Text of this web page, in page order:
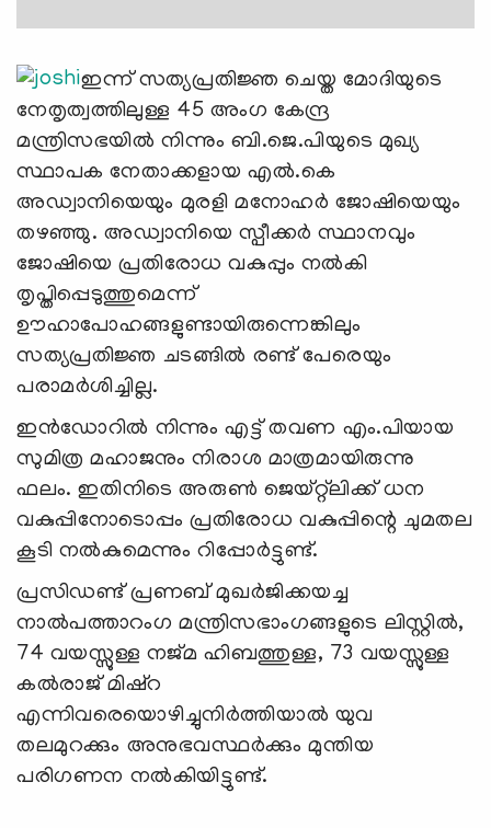
ഇന്ന് സത്യപ്രതിജ്ഞ ചെയ്ത മോദിയുടെ
നേതൃത്വത്തിലുള്ള 45 അംഗ കേന്ദ്ര
മന്ത്രിസഭയില്‍ നിന്നും ബി.ജെ.പിയുടെ മുഖ്യ
സ്ഥാപക നേതാക്കളായ എല്‍.കെ
അഡ്വാനിയെയും മുരളി മനോഹര്‍ ജോഷിയെയും
തഴഞ്ഞു. അഡ്വാനിയെ സ്പീക്കര്‍ സ്ഥാനവും
ജോഷിയെ പ്രതിരോധ വകുപ്പും നല്‍കി
തൃപ്തിപ്പെടുത്തുമെന്ന്
ഊഹാപോഹങ്ങളുണ്ടായിരുന്നെങ്കിലും
സത്യപ്രതിജ്ഞ ചടങ്ങില്‍ രണ്ട് പേരെയും
പരാമര്‍ശിച്ചില്ല.
ഇന്‍ഡോറില്‍ നിന്നും എട്ട് തവണ എം.പിയായ
സുമിത്ര മഹാജനും നിരാശ മാത്രമായിരുന്നു
ഫലം. ഇതിനിടെ അരുണ്‍ ജെയ്റ്റ്ലിക്ക് ധന
വകുപ്പിനോടൊപ്പം പ്രതിരോധ വകുപ്പിന്റെ ചുമതല
കൂടി നല്‍കുമെന്നും റിപ്പോര്‍ട്ടുണ്ട്.
പ്രസിഡണ്ട് പ്രണബ് മുഖര്‍ജിക്കയച്ച
നാല്‍പത്താറംഗ മന്ത്രിസഭാംഗങ്ങളുടെ ലിസ്റ്റില്‍,
74 വയസ്സുള്ള നജ്മ ഹിബത്തുള്ള, 73 വയസ്സുള്ള
കല്‍രാജ് മിഷ്റ
എന്നിവരെയൊഴിച്ചുനിര്‍ത്തിയാല്‍ യുവ
തലമുറക്കും അനുഭവസ്ഥര്‍ക്കും മുന്തിയ
പരിഗണന നല്‍കിയിട്ടുണ്ട്.